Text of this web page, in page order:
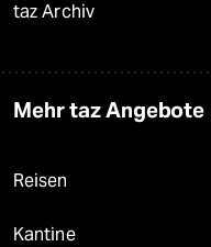
taz Archiv
Mehr taz Angebote
Reisen
Kantine